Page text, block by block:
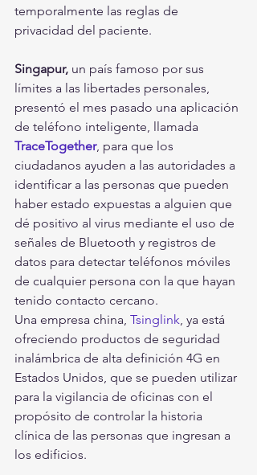
temporalmente las reglas de
privacidad del paciente.
Singapur, un país famoso por sus
límites a las libertades personales,
presentó el mes pasado una aplicación
de teléfono inteligente, llamada
TraceTogether, para que los
ciudadanos ayuden a las autoridades a
identificar a las personas que pueden
haber estado expuestas a alguien que
dé positivo al virus mediante el uso de
señales de Bluetooth y registros de
datos para detectar teléfonos móviles
de cualquier persona con la que hayan
tenido contacto cercano.
Una empresa china, Tsinglink , ya está
ofreciendo productos de seguridad
inalámbrica de alta definición 4G en
Estados Unidos, que se pueden utilizar
para la vigilancia de oficinas con el
propósito de controlar la historia
clínica de las personas que ingresan a
los edificios.